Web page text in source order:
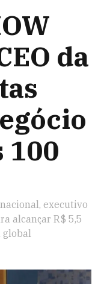
da
100
executivo
alcançar R$ 5,5
global